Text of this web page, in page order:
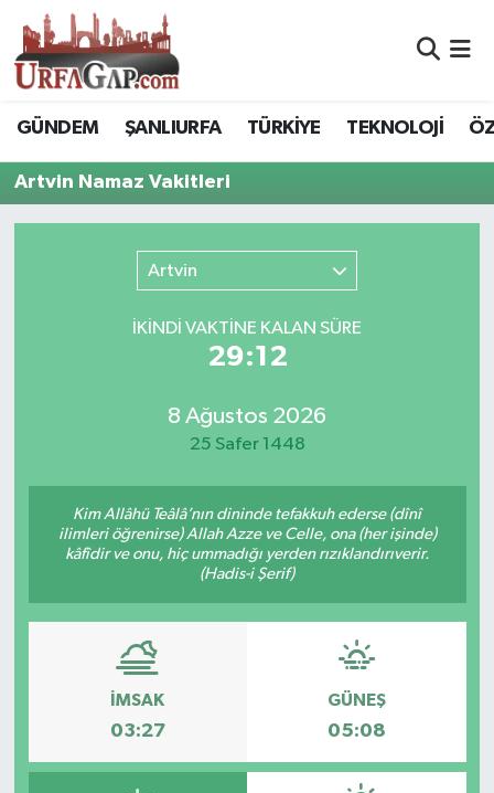
GÜNDEM ŞANLIURFA TÜRKİYE TEKNOLOJİ
Artvin Namaz Vakitleri
Artvin
İKINDI VAKTİNE KALAN SÜRE
29:12
8 Ağustos 2026
25 Safer 1448
Kim Allâhü Teâlâ’nın dininde tefakkuh ederse (dînî
ilimleri öğrenirse) Allah Azze ve Celle, ona (her işinde)
kâfîdir ve onu, hiç ummadığı yerden rızıklandırıverir.
(Hadis-i Şerif)
İMSAK
03:27
GÜNEŞ
05:08
Nöbetçi Eczaneler
Hava Durumu
Trafik Durumu
Son Dakika Haberleri